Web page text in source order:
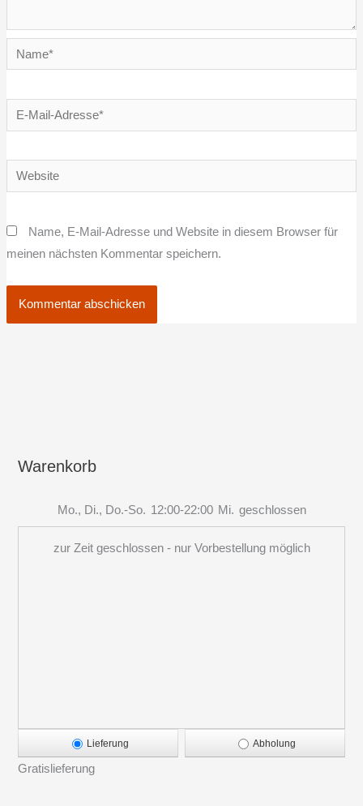
Name*
E-
Mail-
Website
Name, E-Mail-Adresse und Website in diesem Browser für
meinen nächsten Kommentar speichern.
Warenkorb
Mo., Di., Do.-So. 12:00-22:00 Mi. geschlossen
zur Zeit geschlossen - nur Vorbestellung möglich
Lieferung Abholung
Gratislieferung